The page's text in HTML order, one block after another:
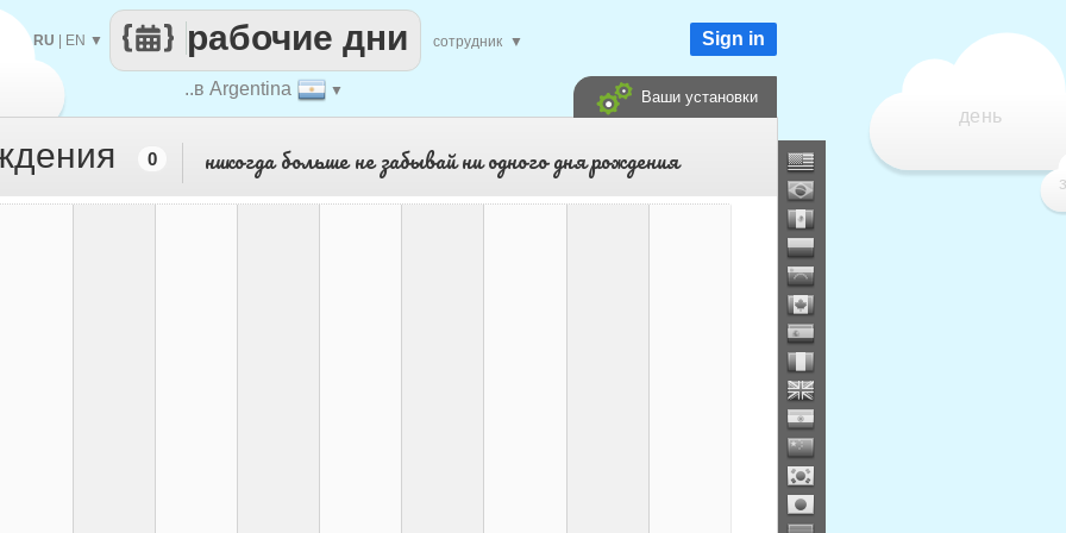
день
..в Argentina ▼
рабочие дни
RU EN ▼ сотрудник ▼ Sign in
Ваши установки
0 никогда больше не забывай ни одного дня рождения